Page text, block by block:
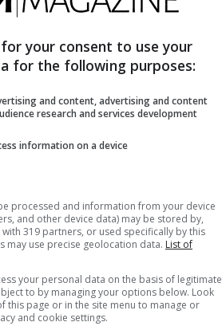
per violenza di genereda
alla luce un episodio di
figlie. Questo grave
strato di complessità alla
Icardi si
una dichiarazione
your consent to use your
for the following purposes:
and content, advertising and content
research and services development
information on a device
processed and information from your device
and other device data) may be stored by,
319 partners, or used specifically by this
may use precise geolocation data. List of
your personal data on the basis of legitimate
to by managing your options below. Look
this page or in the site menu to manage or
and cookie settings.